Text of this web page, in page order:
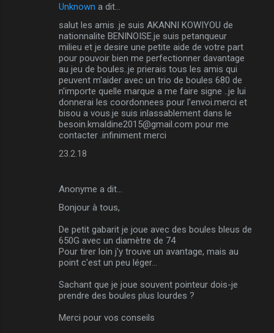
Unknown a dit…
salut les amis .je suis AKANNI KOWIYOU de
nationnalite BENINOISE.je suis petanqueur
milieu et je desire une petite aide de votre part
pour pouvoir bien me perfectionner davantage
au jeu de boules..je prierais tous les amis qui
peuvent m'aider avec un trio de boules 680 de
n'importe quelle marque a me faire signe ..je lui
donnerai les coordonnees pour l'envoi.merci et
bisou a vous.je suis inlassablement dans le
besoin.kmaldine2015@gmail.com pour me
contacter .infiniment merci
23.2.18
Anonyme a dit…
Bonjour à tous,
De petit gabarit je joue avec des boules bleus de
650G avec un diamètre de 74
Pour tirer loin j'y trouve un avantage, mais au
point c'est un peu léger...
Sachant que je joue souvent pointeur dois-je
prendre des boules plus lourdes ?
Merci pour vos conseils